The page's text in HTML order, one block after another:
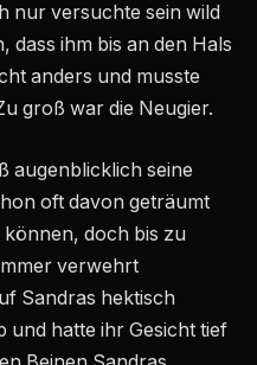
nur versuchte sein wild
dass ihm bis an den Hals
anders und musste
groß war die Neugier.
augenblicklich seine
oft davon geträumt
doch bis zu
verwehrt
Sandras hektisch
und hatte ihr Gesicht tief